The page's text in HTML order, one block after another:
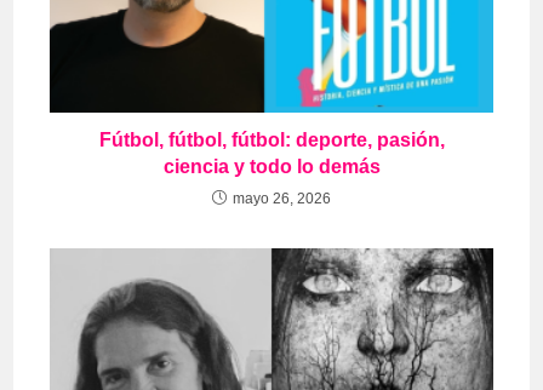
Fútbol, fútbol, fútbol: deporte, pasión,
ciencia y todo lo demás
mayo 26, 2026